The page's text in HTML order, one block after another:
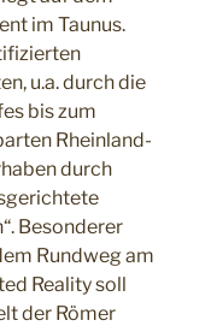
im Taunus.
u.a. durch die
bis zum
Rheinland-
durch
Besonderer
Rundweg am
Reality soll
der Römer